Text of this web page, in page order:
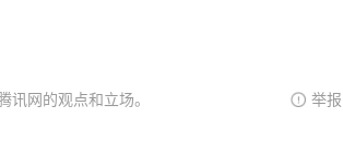
网的观点和立场。 举报